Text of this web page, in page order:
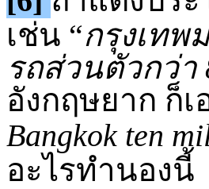
เช่น “กรุงเทพ
รถส่วนตัวกว่า
อังกฤษยาก ก็
Bangkok ten
อะไรทำนองนี้